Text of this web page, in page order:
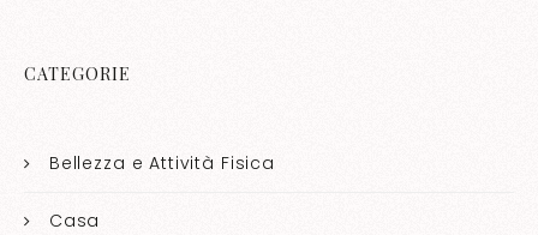
CATEGORIE
Bellezza e Attività Fisica
Casa